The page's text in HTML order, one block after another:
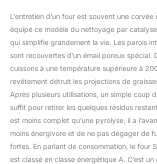
L’entretien d’un four est souvent une
équipé ce modèle du nettoyage par
qui simplifie grandement la vie. Les parois
sont recouvertes d’un émail poreux spécial.
cuissons à une température supérieure à
revêtement détruit les projections de
Après plusieurs utilisations, un simple coup
suffit pour retirer les quelques résidus
est moins complet qu’une pyrolyse, il a
moins énergivore et de ne pas dégager de
fortes. En parlant de consommation, le four
est classé en classe énergétique A. C’est